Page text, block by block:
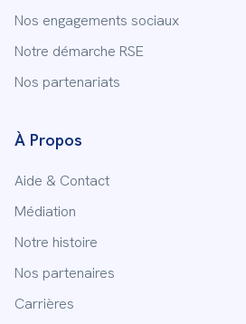
Nos engagements sociaux
Notre démarche RSE
Nos partenariats
À Propos
Aide & Contact
Médiation
Notre histoire
Nos partenaires
Carrières